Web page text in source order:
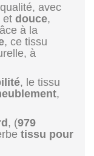
avec
et douce,
à la
, ce tissu
à
, le tissu
,
, (979
tissu pour